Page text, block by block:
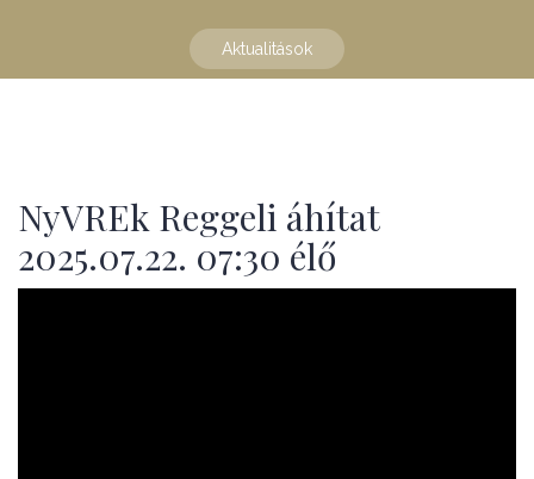
Aktualitások
NyVREk Reggeli áhítat
2025.07.22. 07:30 élő